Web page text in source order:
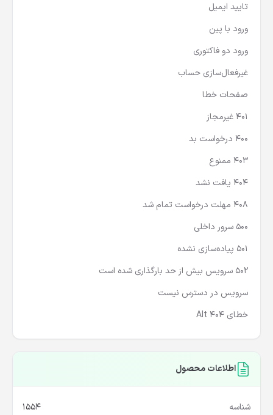
تایید ایمیل
ورود با پین
ورود دو فاکتوری
غیرفعال‌سازی حساب
صفحات خطا
401 غیرمجاز
400 درخواست بد
403 ممنوع
404 یافت نشد
408 مهلت درخواست تمام شد
500 سرور داخلی
501 پیاده‌سازی نشده
502 سرویس بیش از حد بارگذاری شده است
سرویس در دسترس نیست
خطای 404 Alt
اطلاعات محصول
شناسه 1554